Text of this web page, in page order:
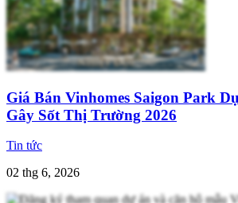
Giá Bán Vinhomes Saigon Park
Gây Sốt Thị Trường 2026
Tin tức
02 thg 6, 2026